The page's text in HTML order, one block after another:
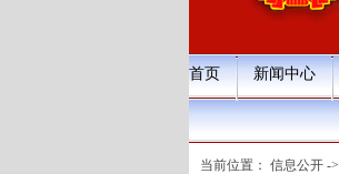
首页 新闻中心
当前位置： 信息公开 ->